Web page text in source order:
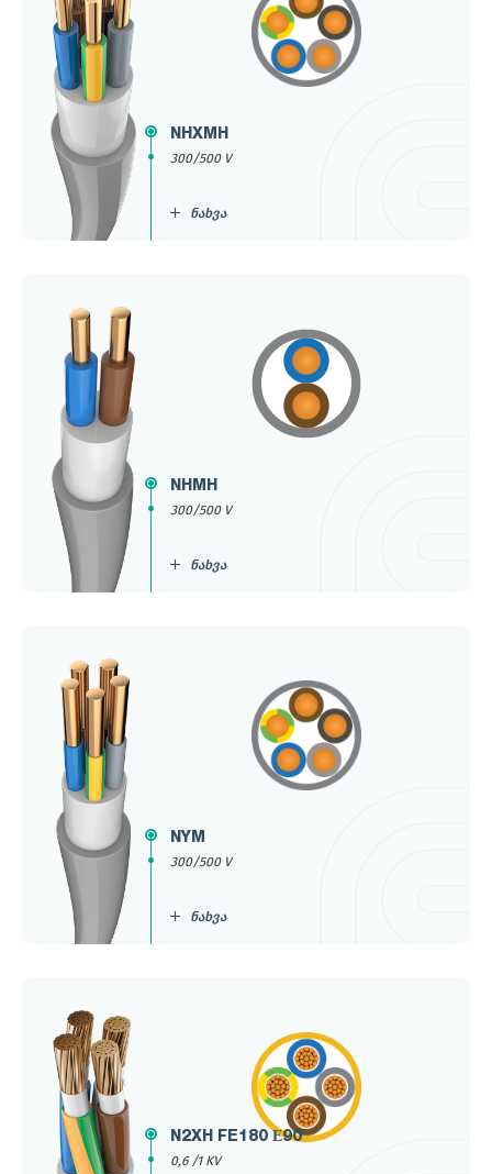
NHXMH
300/500 V
ნახვა
NHMH
300/500 V
ნახვა
NYM
300/500 V
ნახვა
N2XH FE180 Е90
0,6 /1 KV